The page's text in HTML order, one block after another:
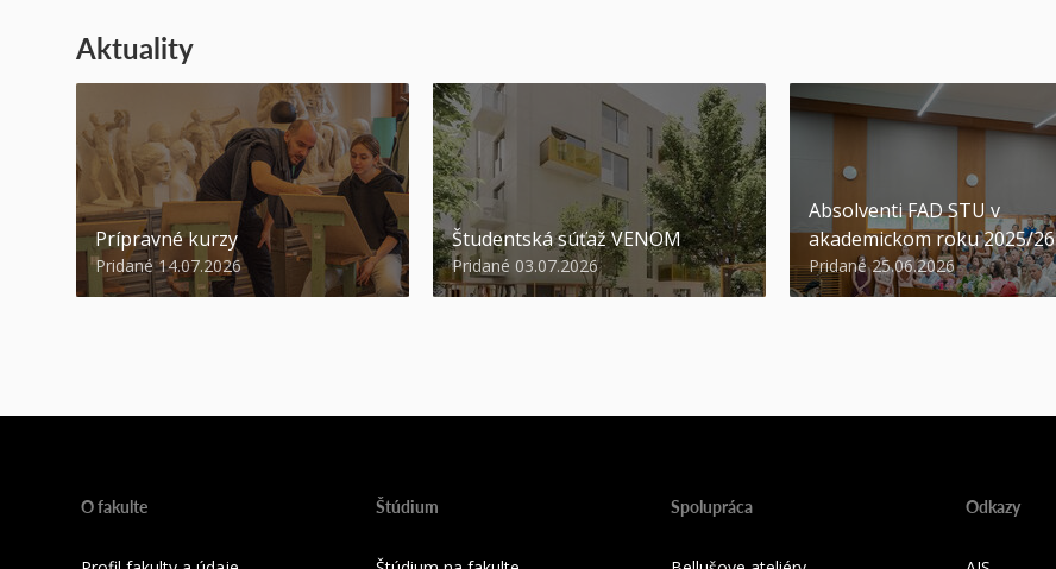
Aktuality
Prípravné kurzy
Pridané 14.07.2026
Študentská súťaž VENOM
Pridané 03.07.2026
Absolventi FAD STU v
akademickom roku 2025/26
Pridané 25.06.2026
O fakulte Štúdium Spolupráca Odkazy